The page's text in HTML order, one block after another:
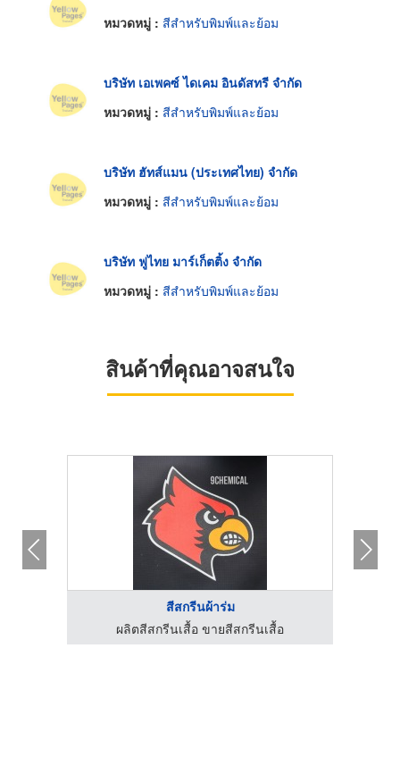
หมวดหมู่ : สีสำหรับพิมพ์และย้อม
บริษัท เอเพคซ์ ไดเคม อินดัสทรี จำกัด
หมวดหมู่ : สีสำหรับพิมพ์และย้อม
บริษัท ฮัทส์แมน (ประเทศไทย) จำกัด
หมวดหมู่ : สีสำหรับพิมพ์และย้อม
บริษัท ฟูไทย มาร์เก็ตติ้ง จำกัด
หมวดหมู่ : สีสำหรับพิมพ์และย้อม
สินค้าที่คุณอาจสนใจ
สีสกรีนผ้าร่ม
ผลิตสีสกรีนเสื้อ ขายสีสกรีนเสื้อ